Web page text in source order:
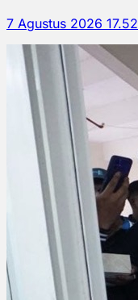
7 Agustus 2026 17.52